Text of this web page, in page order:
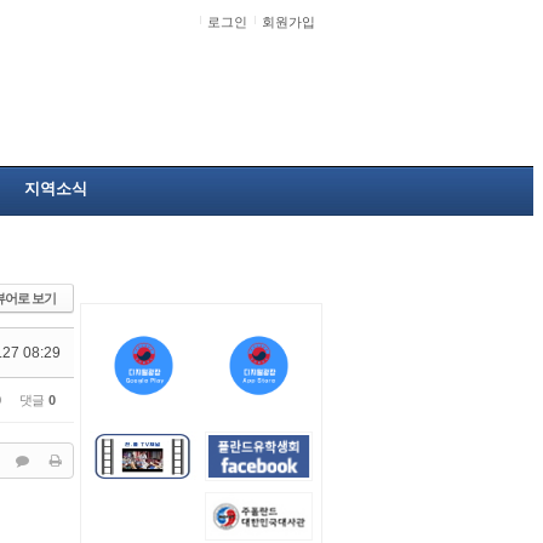
로그인 회원가입
지역소식
어로 보기
08:29
댓글 0